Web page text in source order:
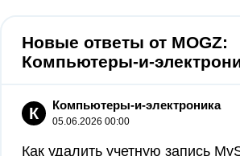
Новые ответы от MOGZ:
Компьютеры-и-
К Компьютеры-и-электроника
05.06.2026 00:00
Как удалить учетную запись